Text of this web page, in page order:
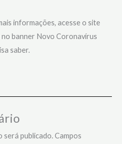
informações, acesse o site
no banner Novo Coronavírus
saber.
será publicado.Campos